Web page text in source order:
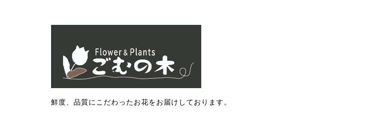
鮮度、品質にこだわったお花をお届けしております。